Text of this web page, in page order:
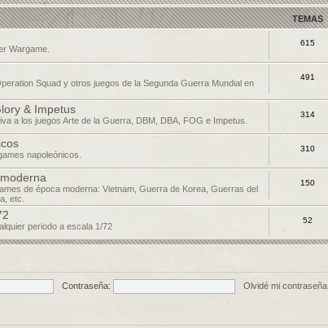
TEMAS
Wargame.
615
Squad y otros juegos de la Segunda Guerra Mundial en
491
& Impetus
a los juegos Arte de la Guerra, DBM, DBA, FOG e Impetus.
314
napoleónicos.
310
de época moderna: Vietnam, Guerra de Korea, Guerras del
etc.
150
periodo a escala 1/72
52
Contraseña: Olvidé mi contraseña